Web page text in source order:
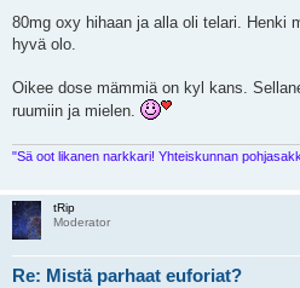
s
80mg oxy hihaan ja alla oli telari. Henki
hyvä olo.
Oikee dose mämmiä on kyl kans.
ruumiin ja mielen.
"Sä oot likanen narkkari! Yhteiskunnan
tRip
Moderator
Re: Mistä parhaat euforiat?